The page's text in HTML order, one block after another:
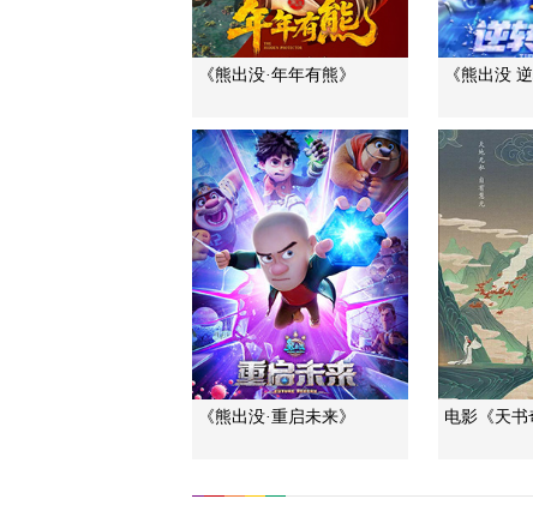
《熊出没·年年有熊》 《熊出没
《熊出没·重启未来》 电影《天书